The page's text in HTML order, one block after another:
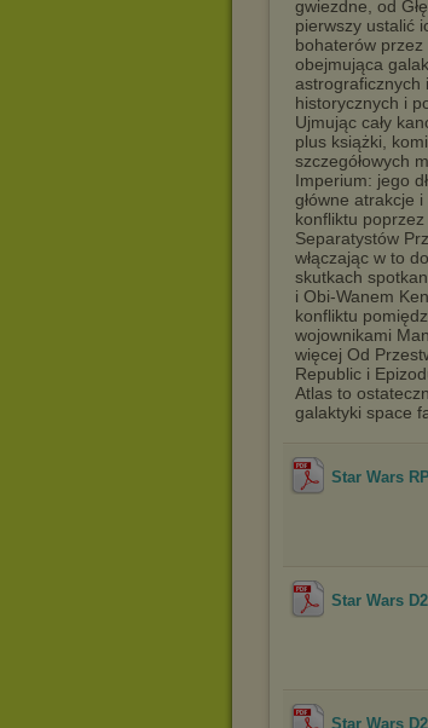
gwiezdne, od
pierwszy ustalić
bohaterów przez
obejmująca
astrograficznych
historycznych i
Ujmując cały
plus książki,
szczegółowych
Imperium: jego
główne atrakcje
konfliktu
Separatystów
włączając w to
skutkach
i Obi-Wanem
konfliktu
wojownikami
więcej Od
Republic i
Atlas to
galaktyki space
Star Wars
Star Wars
Star Wars